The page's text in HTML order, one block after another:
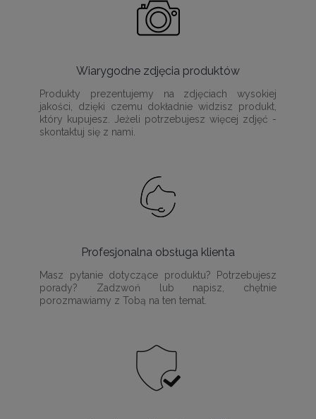
Wiarygodne zdjęcia produktów
Produkty prezentujemy na zdjęciach wysokiej
jakości, dzięki czemu dokładnie widzisz produkt,
który kupujesz. Jeżeli potrzebujesz więcej zdjęć -
skontaktuj się z nami.
Profesjonalna obsługa klienta
Masz pytanie dotyczące produktu? Potrzebujesz
porady? Zadzwoń lub napisz, chętnie
porozmawiamy z Tobą na ten temat.